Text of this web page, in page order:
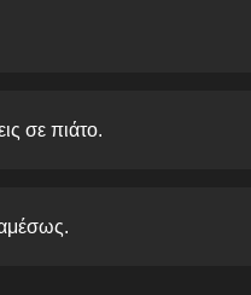
σε πιάτο.
αμέσως.